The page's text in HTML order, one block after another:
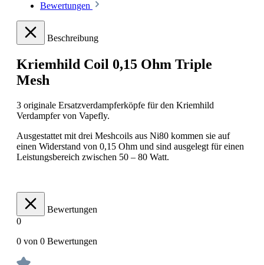
Bewertungen
Beschreibung
Kriemhild Coil 0,15 Ohm Triple
Mesh
3 originale Ersatzverdampferköpfe für den Kriemhild
Verdampfer von Vapefly.
Ausgestattet mit drei Meshcoils aus Ni80 kommen sie auf
einen Widerstand von 0,15 Ohm und sind ausgelegt für einen
Leistungsbereich zwischen 50 – 80 Watt.
Bewertungen
0
0 von 0 Bewertungen